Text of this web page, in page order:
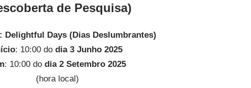
de Pesquisa)
Delightful Days (Dias Deslumbrantes)
: 10:00 do dia 3 Junho 2025
: 10:00 do dia 2 Setembro 2025
(hora local)